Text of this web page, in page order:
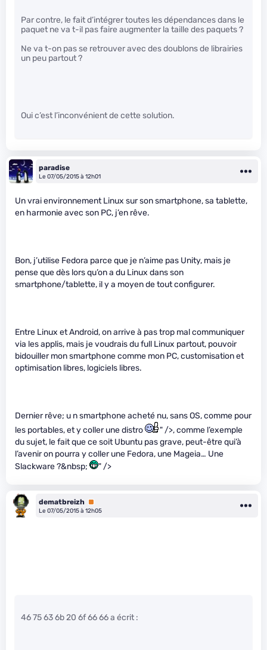
Par contre, le fait d’intégrer toutes les dépendances dans le
paquet ne va t-il pas faire augmenter la taille des paquets ?
Ne va t-on pas se retrouver avec des doublons de librairies
un peu partout ?
Oui c’est l’inconvénient de cette solution.
paradise
Le 07/05/2015 à 12h01
Un vrai environnement Linux sur son smartphone, sa tablette,
en harmonie avec son PC, j’en rêve.
Bon, j’utilise Fedora parce que je n’aime pas Unity, mais je
pense que dès lors qu’on a du Linux dans son
smartphone/tablette, il y a moyen de tout configurer.
Entre Linux et Android, on arrive à pas trop mal communiquer
via les applis, mais je voudrais du full Linux partout, pouvoir
bidouiller mon smartphone comme mon PC, customisation et
optimisation libres, logiciels libres.
Dernier rêve; u n smartphone acheté nu, sans OS, comme pour
les portables, et y coller une distro
" />, comme l’exemple
du sujet, le fait que ce soit Ubuntu pas grave, peut-être qui’à
l’avenir on pourra y coller une Fedora, une Mageia… Une
Slackware ?&nbsp;
" />
dematbreizh Premium
Le 07/05/2015 à 12h05
46 75 63 6b 20 6f 66 66 a écrit :